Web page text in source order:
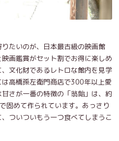
たいのが、日本最古級の映画館
映画鑑賞がセット割でお得に楽しめ
文化財であるレトロな館内を見学
高橋孫左衛門商店で300年以上愛
さが一番の特徴の「翁飴」は、約
固めて作られています。あっさり
ついついもう一つ食べてしまうこ